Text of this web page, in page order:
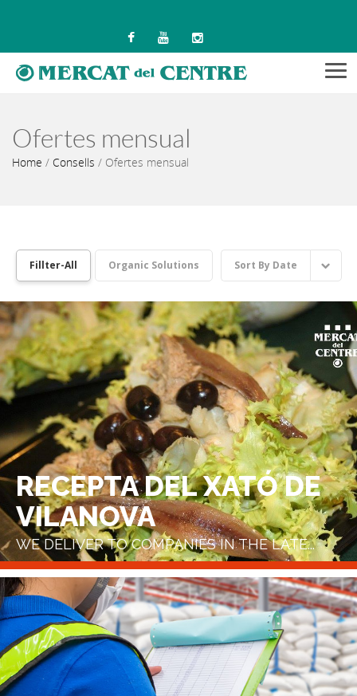
Ofertes mensual
Home / Consells / Ofertes mensual
Fillter-All Organic Solutions Sort By Date
RECEPTA DEL XATÓ DE
VILANOVA
WE DELIVER TO COMPANIES IN THE LATE...